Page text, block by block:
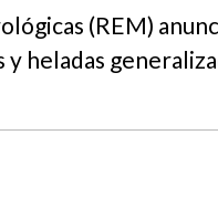
(REM)
heladas